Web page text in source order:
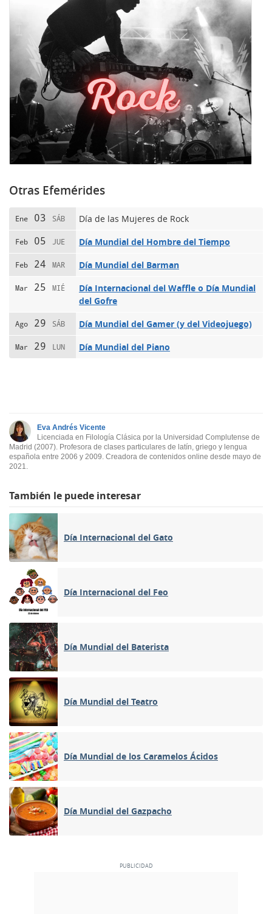
Otras Efemérides
Ene 03 SÁB Día de las Mujeres de Rock
Feb 05 JUE Día Mundial del Hombre del Tiempo
Feb 24 MAR Día Mundial del Barman
Mar 25 MIÉ
Día Internacional del Waffle o Día Mundial
del Gofre
Ago 29 SÁB Día Mundial del Gamer (y del Videojuego)
Mar 29 LUN Día Mundial del Piano
Eva Andrés Vicente
Licenciada en Filología Clásica por la Universidad Complutense de
Madrid (2007). Profesora de clases particulares de latín, griego y lengua
española entre 2006 y 2009. Creadora de contenidos online desde mayo de
2021.
También le puede interesar
Día Internacional del Gato
Día Internacional del Feo
Día Mundial del Baterista
Día Mundial del Teatro
Día Mundial de los Caramelos Ácidos
Día Mundial del Gazpacho